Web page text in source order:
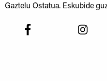
Gaztelu Ostatua. Eskubide